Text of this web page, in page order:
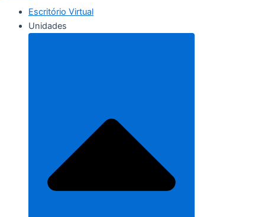
Escritório Virtual
Unidades